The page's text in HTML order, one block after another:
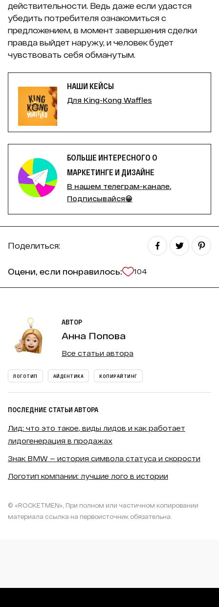
действительности. Ведь даже если удастся
убедить потребителя ознакомиться с
предложением, в момент завершения сделки
правда выйдет наружу, и человек будет
чувствовать себя обманутым.
НАШИ КЕЙСЫ
Для King-Kong Waffles
БОЛЬШЕ ИНТЕРЕСНОГО О
МАРКЕТИНГЕ И ДИЗАЙНЕ
В нашем телеграм-канале.
Подписывайся😀
Поделиться:
Оцени, если понравилось: 104
АВТОР
Анна Попова
Все статьи автора
ЛОГОТИП АЙДЕНТИКА КОПИРАЙТИНГ
ПОСЛЕДНИЕ СТАТЬИ АВТОРА
Лид: что это такое, виды лидов и как работает
лидогенерация в продажах
Знак BMW — история символа статуса и скорости
Логотип компании: лучшие лого в истории
© «ROCKETMEN», При полном или частичном копировании
материала ссылка на первоисточник обязательна.